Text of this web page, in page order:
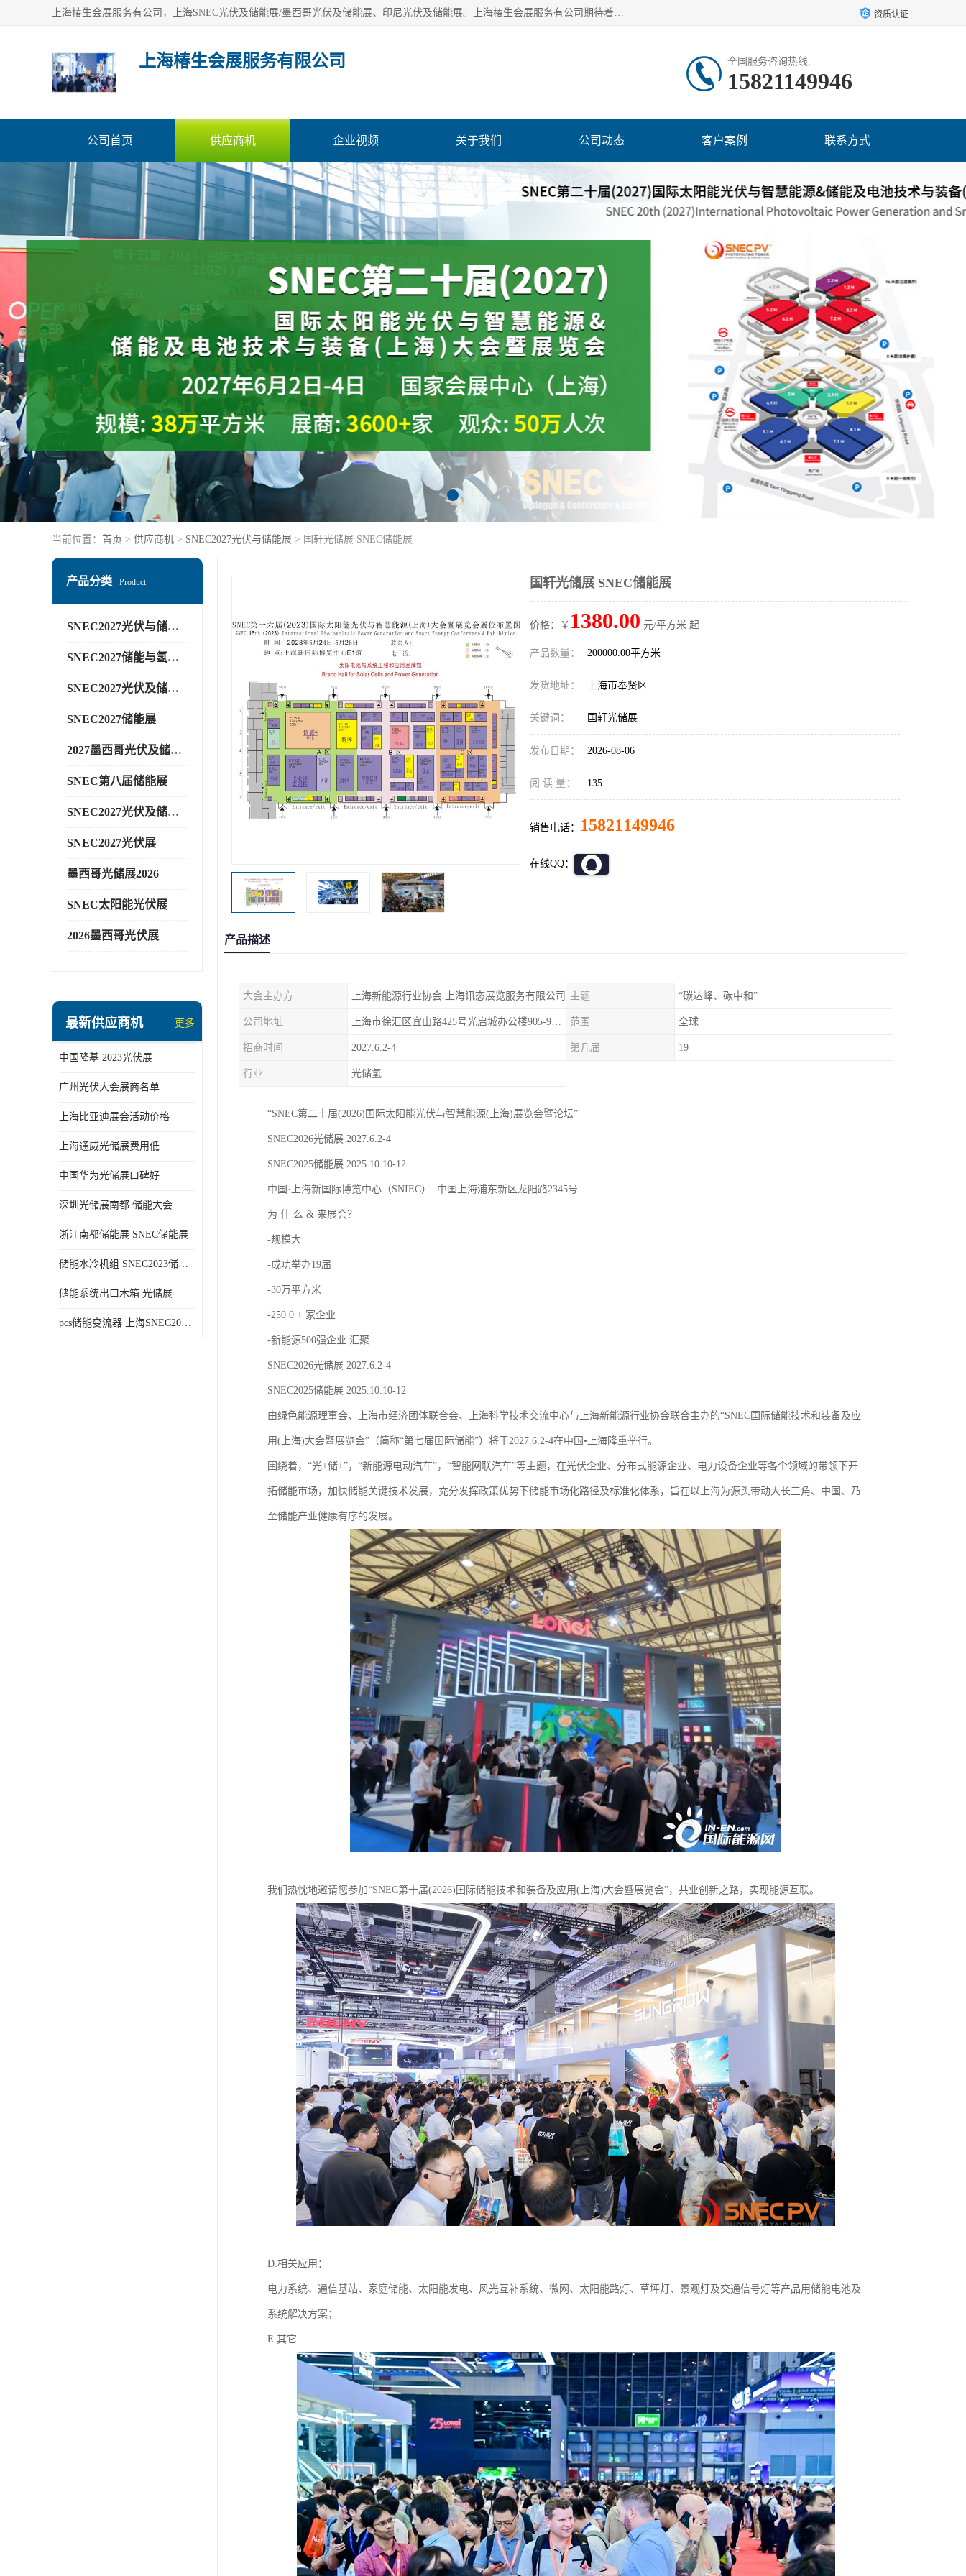
上海椿生会展服务有公司，上海SNEC光伏及储能展/墨西哥光伏及储能展、印尼光伏及储能展。上海椿生会展服务有公司期待着相关业者聚首我们的新能源平台，从产业的视野、以问题为导向，一起把脉中国、亚洲及世界太阳能光伏及储能市场。 资质认证
上海椿生会展服务有限公司 全国服务咨询热线:
15821149946
公司首页 供应商机 企业视频 关于我们 公司动态 客户案例 联系方式
当前位置： 首页 > 供应商机 > SNEC2027光伏与储能展 > 国轩光储展 SNEC储能展
产品分类 Product
SNEC2027光伏与储能展
SNEC2027储能与氢能展
SNEC2027光伏及储能展
SNEC2027储能展
2027墨西哥光伏及储能展
SNEC第八届储能展
SNEC2027光伏及储能展
SNEC2027光伏展
墨西哥光储展2026
SNEC太阳能光伏展
2026墨西哥光伏展
最新供应商机 更多
中国隆基 2023光伏展
广州光伏大会展商名单
上海比亚迪展会活动价格
上海通威光储展费用低
中国华为光储展口碑好
深圳光储展南都 储能大会
浙江南都储能展 SNEC储能展
储能水冷机组 SNEC2023储能展
储能系统出口木箱 光储展
pcs储能变流器 上海SNEC2023光伏展
国轩光储展 SNEC储能展
价格：￥ 1380.00 元/平方米 起
产品数量： 200000.00平方米
发货地址： 上海市奉贤区
关键词： 国轩光储展
发布日期： 2026-08-06
阅 读 量： 135
销售电话： 15821149946
在线QQ：
产品描述
大会主办方 上海新能源行业协会 上海讯态展览服务有限公司 主题 “碳达峰、碳中和”
公司地址 上海市徐汇区宜山路425号光启城办公楼905-907室 范围 全球
招商时间 2027.6.2-4 第几届 19
行业 光储氢
“SNEC第二十届(2026)国际太阳能光伏与智慧能源(上海)展览会暨论坛”
SNEC2026光储展 2027.6.2-4
SNEC2025储能展 2025.10.10-12
中国·上海新国际博览中心（SNIEC） 中国上海浦东新区龙阳路2345号
为 什 么 & 来展会？
-规模大
-成功举办19届
-30万平方米
-250 0 + 家企业
-新能源500强企业 汇聚
SNEC2026光储展 2027.6.2-4
SNEC2025储能展 2025.10.10-12
由绿色能源理事会、上海市经济团体联合会、上海科学技术交流中心与上海新能源行业协会联合主办的“SNEC囯际储能技术和装备及应
用(上海)大会暨展览会”（简称“第七届国际储能”）将于2027.6.2-4在中国•上海隆重举行。
围绕着，“光+储+”，“新能源电动汽车”，“智能网联汽车”等主题，在光伏企业、分布式能源企业、电力设备企业等各个领域的带领下开
拓储能市场，加快储能关键技术发展，充分发挥政策优势下储能市场化路径及标准化体系，旨在以上海为源头带动大长三角、中国、乃
至储能产业健康有序的发展。
我们热忱地邀请您参加“SNEC第十届(2026)囯际储能技术和装备及应用(上海)大会暨展览会”，共业创新之路，实现能源互联。
D.相关应用：
电力系统、通信基站、家庭储能、太阳能发电、风光互补系统、微网、太阳能路灯、草坪灯、景观灯及交通信号灯等产品用储能电池及
系统解决方案；
E.其它